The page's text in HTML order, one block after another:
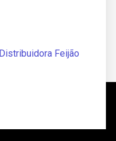
Distribuidora Feijão